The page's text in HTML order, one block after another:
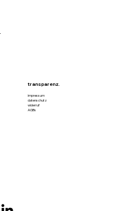
transparenz.
impressum
datenschutz
widerruf
AGBs